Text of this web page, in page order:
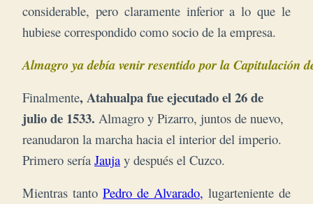
considerable, pero claramente inferior a lo que le
hubiese correspondido como socio de la empresa.
Almagro ya debía venir resentido por la Capitulación
Finalmente, Atahualpa fue ejecutado el 26 de
julio de 1533. Almagro y Pizarro, juntos de nuevo,
reanudaron la marcha hacia el interior del imperio.
Primero sería Jauja y después el Cuzco.
Mientras tanto Pedro de Alvarado, lugarteniente de